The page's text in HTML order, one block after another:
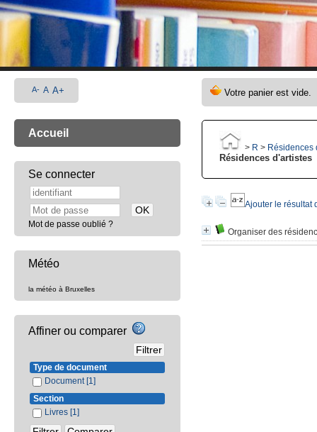
> R > Résidences
Résidences d'artistes
Ajouter le résultat
Organiser des
A- A A+
Accueil
Se connecter
Mot de passe oublié ?
Météo
la météo à Bruxelles
Affiner ou comparer
Type de document
Document [1]
Section
Livres [1]